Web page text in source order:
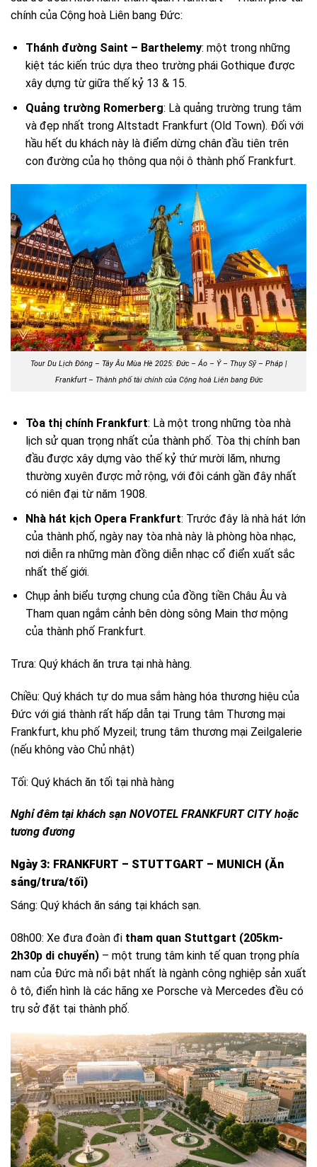
chính của Cộng hoà Liên bang Đức:
Thánh đường Saint – Barthelemy: một trong những
kiệt tác kiến trúc dựa theo trường phái Gothique được
xây dựng từ giữa thế kỷ 13 & 15.
Quảng trường Romerberg: Là quảng trường trung tâm
và đẹp nhất trong Altstadt Frankfurt (Old Town). Đối với
hầu hết du khách này là điểm dừng chân đầu tiên trên
con đường của họ thông qua nội ô thành phố Frankfurt.
Tour Du Lịch Đông – Tây Âu Mùa Hè 2025: Đức – Áo – Ý – Thụy Sỹ – Pháp |
Frankfurt – Thành phố tài chính của Cộng hoà Liên bang Đức
Tòa thị chính Frankfurt: Là một trong những tòa nhà
lịch sử quan trọng nhất của thành phố. Tòa thị chính ban
đầu được xây dựng vào thế kỷ thứ mười lăm, nhưng
thường xuyên được mở rộng, với đôi cánh gần đây nhất
có niên đại từ năm 1908.
Nhà hát kịch Opera Frankfurt: Trước đây là nhà hát lớn
của thành phố, ngày nay tòa nhà này là phòng hòa nhạc,
nơi diễn ra những màn đồng diễn nhạc cổ điển xuất sắc
nhất thế giới.
Chụp ảnh biểu tượng chung của đồng tiền Châu Âu và
Tham quan ngắm cảnh bên dòng sông Main thơ mộng
của thành phố Frankfurt.
Trưa: Quý khách ăn trưa tại nhà hàng.
Chiều: Quý khách tự do mua sắm hàng hóa thương hiệu của
Đức với giá thành rất hấp dẫn tại Trung tâm Thương mại
Frankfurt, khu phố Myzeil; trung tâm thương mại Zeilgalerie
(nếu không vào Chủ nhật)
Tối: Quý khách ăn tối tại nhà hàng
Nghỉ đêm tại khách sạn NOVOTEL FRANKFURT CITY hoặc
tương đương
Ngày 3: FRANKFURT – STUTTGART – MUNICH (Ăn
sáng/trưa/tối)
Sáng: Quý khách ăn sáng tại khách sạn.
08h00: Xe đưa đoàn đi tham quan Stuttgart (205km-
2h30p di chuyển) – một trung tâm kinh tế quan trọng phía
nam của Đức mà nổi bật nhất là ngành công nghiệp sản xuất
ô tô, điển hình là các hãng xe Porsche và Mercedes đều có
trụ sở đặt tại thành phố.